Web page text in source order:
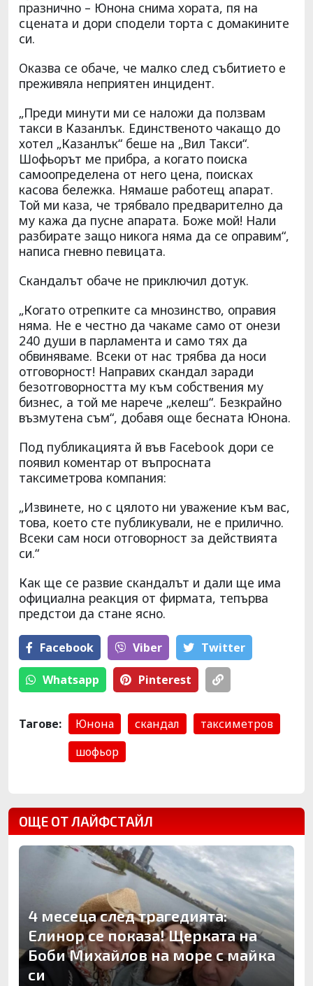
празнично – Юнона снима хората, пя на
сцената и дори сподели торта с домакините
си.
Оказва се обаче, че малко след събитието е
преживяла неприятен инцидент.
„Преди минути ми се наложи да ползвам
такси в Казанлък. Единственото чакащо до
хотел „Казанлък“ беше на „Вил Такси“.
Шофьорът ме прибра, а когато поиска
самоопределена от него цена, поисках
касова бележка. Нямаше работещ апарат.
Той ми каза, че трябвало предварително да
му кажа да пусне апарата. Боже мой! Нали
разбирате защо никога няма да се оправим“,
написа гневно певицата.
Скандалът обаче не приключил дотук.
„Когато отрепките са мнозинство, оправия
няма. Не е честно да чакаме само от онези
240 души в парламента и само тях да
обвиняваме. Всеки от нас трябва да носи
отговорност! Направих скандал заради
безотговорността му към собствения му
бизнес, а той ме нарече „келеш“. Безкрайно
възмутена съм“, добавя още бесната Юнона.
Под публикацията й във Facebook дори се
появил коментар от въпросната
таксиметрова компания:
„Извинете, но с цялото ни уважение към вас,
това, което сте публикували, не е прилично.
Всеки сам носи отговорност за действията
си.“
Как ще се развие скандалът и дали ще има
официална реакция от фирмата, тепърва
предстои да стане ясно.
Facebook Viber Тwitter
Whatsapp Pinterest
Тагове: Юнона скандал
таксиметров
шофьор
ОЩЕ ОТ ЛАЙФСТАЙЛ
4 месеца след трагедията:
Елинор се показа! Щерката на
Боби Михайлов на море с майка
си